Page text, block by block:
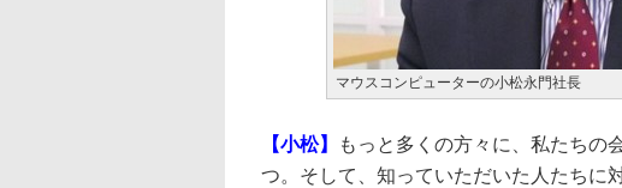
マウスコンピューターの小松永門社長
【小松】
もっと多くの方々に、私たちの
つ。そして、知っていただいた人たちに